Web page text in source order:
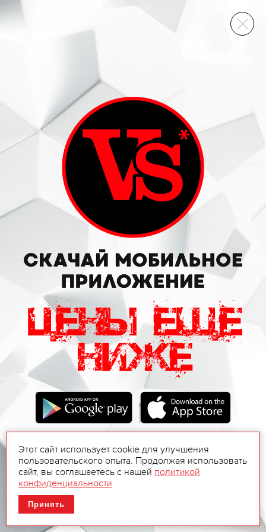
ВИННЫЙ СКЛАД
Этот сайт использует cookie для улучшения
пользовательского опыта. Продолжая использовать
сайт, вы соглашаетесь с нашей политикой
конфиденциальности.
Принять